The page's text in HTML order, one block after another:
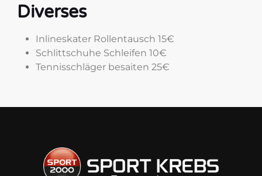
Diverses
Inlineskater Rollentausch 15€
Schlittschuhe Schleifen 10€
Tennisschläger besaiten 25€